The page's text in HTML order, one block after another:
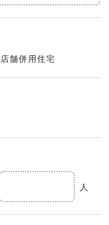
店舗併用住宅
人